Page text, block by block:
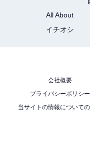
All About
イチオシ
会社概要
プライバシーポリシー
当サイトの情報について